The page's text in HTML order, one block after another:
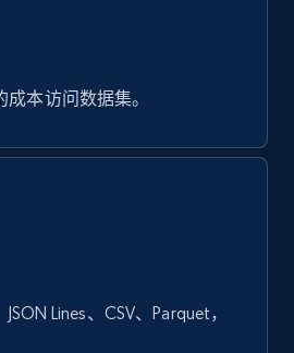
Name, Rating, Review
本访问数据集。
Lines、CSV、Parquet，